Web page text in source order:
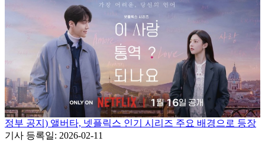
정부 공지) 앨버타, 넷플릭스 인기 시리즈 주요 배경으로 등장
기사 등록일: 2026-02-11